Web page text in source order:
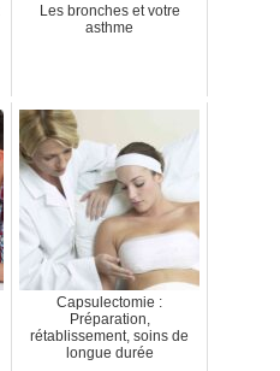
Les bronches et votre
asthme
Capsulectomie :
Préparation,
rétablissement, soins de
longue durée